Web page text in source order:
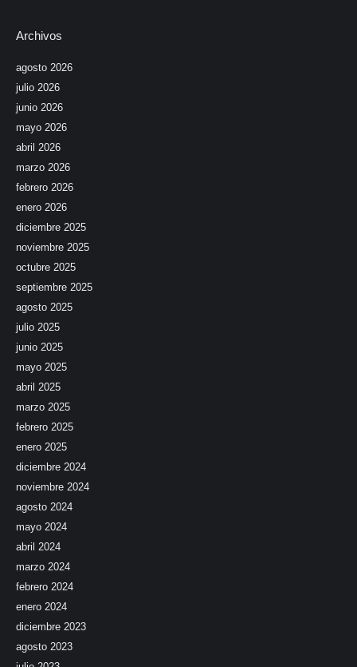
Archivos
agosto 2026
julio 2026
junio 2026
mayo 2026
abril 2026
marzo 2026
febrero 2026
enero 2026
diciembre 2025
noviembre 2025
octubre 2025
septiembre 2025
agosto 2025
julio 2025
junio 2025
mayo 2025
abril 2025
marzo 2025
febrero 2025
enero 2025
diciembre 2024
noviembre 2024
agosto 2024
mayo 2024
abril 2024
marzo 2024
febrero 2024
enero 2024
diciembre 2023
agosto 2023